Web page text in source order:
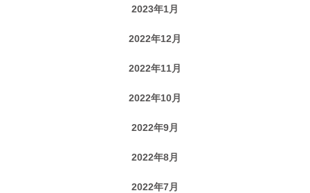
2023年1月
2022年12月
2022年11月
2022年10月
2022年9月
2022年8月
2022年7月